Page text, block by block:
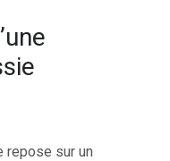
repose sur un